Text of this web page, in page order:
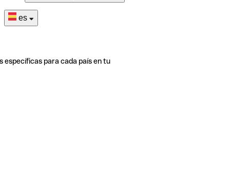
es
específicas para cada país en tu